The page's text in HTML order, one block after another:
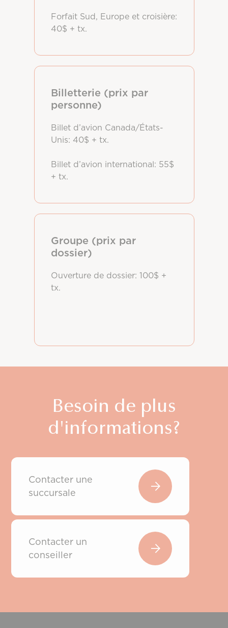
Forfait Sud, Europe et croisière:
40$ + tx.
Billetterie (prix par
personne)
Billet d’avion Canada/États-
Unis: 40$ + tx.
Billet d’avion international: 55$
+ tx.
Groupe (prix par
dossier)
Ouverture de dossier: 100$ +
tx.
Besoin de plus
d'informations?
Contacter une
succursale
Contacter un
conseiller